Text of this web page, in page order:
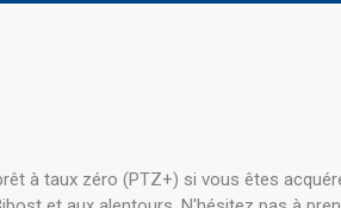
à taux zéro (PTZ+) si vous êtes